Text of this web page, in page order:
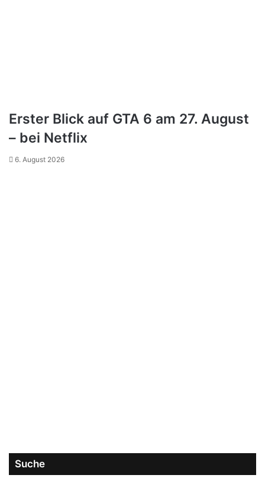
Erster Blick auf GTA 6 am 27. August
– bei Netflix
6. August 2026
Suche